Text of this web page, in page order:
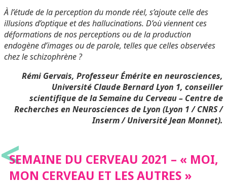
À l’étude de la perception du monde réel, s’ajoute celle des
illusions d’optique et des hallucinations. D’où viennent ces
déformations de nos perceptions ou de la production
endogène d’images ou de parole, telles que celles observées
chez le schizophrène ?
Rémi Gervais, Professeur Émérite en neurosciences,
Université Claude Bernard Lyon 1, conseiller
scientifique de la Semaine du Cerveau – Centre de
Recherches en Neurosciences de Lyon (Lyon 1 / CNRS /
Inserm / Université Jean Monnet).
<
SEMAINE DU CERVEAU 2021 – « MOI,
MON CERVEAU ET LES AUTRES »